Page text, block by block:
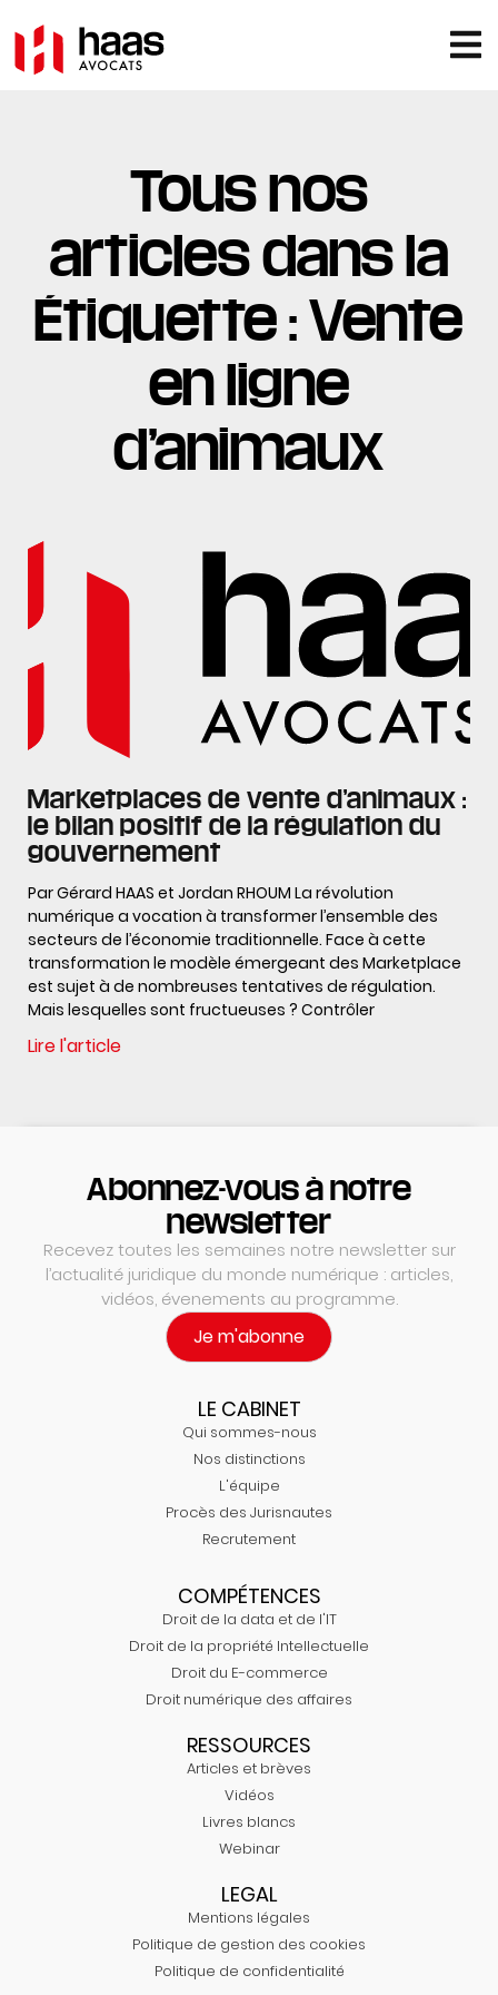
Tous nos
articles dans la
Étiquette : Vente
en ligne
d’animaux
Marketplaces de vente d’animaux :
le bilan positif de la régulation du
gouvernement
Par Gérard HAAS et Jordan RHOUM La révolution
numérique a vocation à transformer l’ensemble des
secteurs de l’économie traditionnelle. Face à cette
transformation le modèle émergeant des Marketplace
est sujet à de nombreuses tentatives de régulation.
Mais lesquelles sont fructueuses ? Contrôler
Lire l'article
Abonnez-vous à notre
newsletter
Recevez toutes les semaines notre newsletter sur
l’actualité juridique du monde numérique : articles,
vidéos, évenements au programme.
Je m'abonne
LE CABINET
Qui sommes-nous
Nos distinctions
L'équipe
Procès des Jurisnautes
Recrutement
COMPÉTENCES
Droit de la data et de l'IT
Droit de la propriété Intellectuelle
Droit du E-commerce
Droit numérique des affaires
RESSOURCES
Articles et brèves
Vidéos
Livres blancs
Webinar
LEGAL
Mentions légales
Politique de gestion des cookies
Politique de confidentialité